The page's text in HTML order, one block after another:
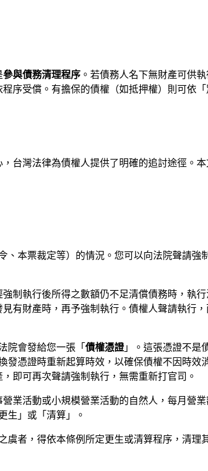
參與債務清理程序 。若債務人名下無財產可供
序受償。有擔保的債權（如抵押權）則可依
台灣法律為債權人提供了明確的追討途徑。
、本票裁定等）的情況。您可以向法院聲請
制執行後所得之數額仍不足清償債務時，執
有財產時，再予強制執行。債權人聲請執行
院會發給您一張「 債權憑證」。這張憑證不是
發憑證時重新起算時效，以確保債權不因時
即可再次聲請強制執行，無需重新打官司。
業活動或小規模營業活動的自然人，每月營
生」或「清算」。
者，得依本條例所定更生或清算程序，清理